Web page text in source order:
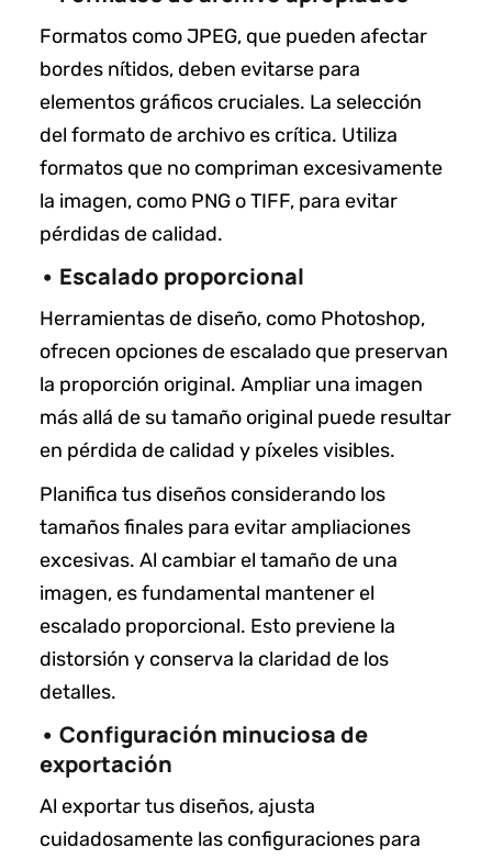
Formatos como JPEG, que pueden afectar
bordes nítidos, deben evitarse para
elementos gráficos cruciales. La selección
del formato de archivo es crítica. Utiliza
formatos que no compriman excesivamente
la imagen, como PNG o TIFF, para evitar
pérdidas de calidad.
• Escalado proporcional
Herramientas de diseño, como Photoshop,
ofrecen opciones de escalado que preservan
la proporción original. Ampliar una imagen
más allá de su tamaño original puede resultar
en pérdida de calidad y píxeles visibles.
Planifica tus diseños considerando los
tamaños finales para evitar ampliaciones
excesivas. Al cambiar el tamaño de una
imagen, es fundamental mantener el
escalado proporcional. Esto previene la
distorsión y conserva la claridad de los
detalles.
• Configuración minuciosa de
exportación
Al exportar tus diseños, ajusta
cuidadosamente las configuraciones para